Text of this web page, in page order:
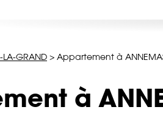
LA-GRAND > Appartement à
à